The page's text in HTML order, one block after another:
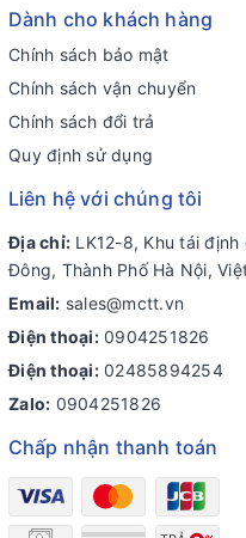
Dành cho khách hàng
Chính sách bảo mật
Chính sách vận chuyển
Chính sách đổi trả
Quy định sử dụng
Liên hệ với chúng tôi
Địa chỉ: LK12-8, Khu tái
Đông, Thành Phố Hà Nội,
Email: sales@mctt.vn
Điện thoại: 0904251826
Điện thoại: 02485894254
Zalo: 0904251826
Chấp nhận thanh toán